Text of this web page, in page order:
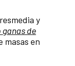
y
ganas de
masas en